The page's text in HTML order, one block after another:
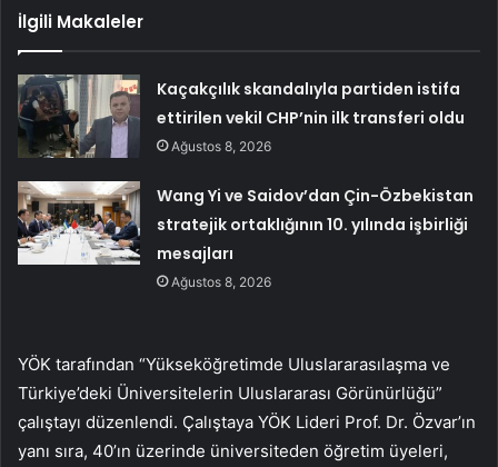
İlgili Makaleler
Kaçakçılık skandalıyla partiden istifa
ettirilen vekil CHP’nin ilk transferi oldu
Ağustos 8, 2026
Wang Yi ve Saidov’dan Çin-Özbekistan
stratejik ortaklığının 10. yılında işbirliği
mesajları
Ağustos 8, 2026
YÖK tarafından “Yükseköğretimde Uluslararasılaşma ve
Türkiye’deki Üniversitelerin Uluslararası Görünürlüğü”
çalıştayı düzenlendi. Çalıştaya YÖK Lideri Prof. Dr. Özvar’ın
yanı sıra, 40’ın üzerinde üniversiteden öğretim üyeleri,